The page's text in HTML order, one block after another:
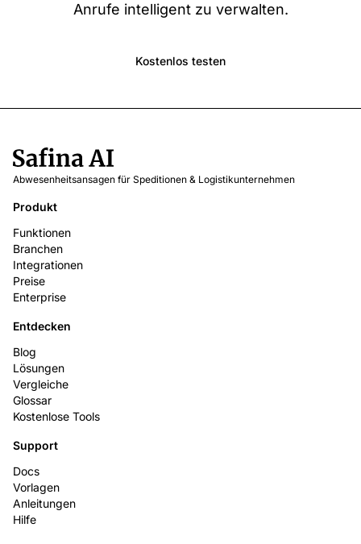
Anrufe intelligent zu verwalten.
Kostenlos testen
Abwesenheitsansagen für Speditionen & Logistikunternehmen
Produkt
Funktionen
Branchen
Integrationen
Preise
Enterprise
Entdecken
Blog
Lösungen
Vergleiche
Glossar
Kostenlose Tools
Support
Docs
Vorlagen
Anleitungen
Hilfe